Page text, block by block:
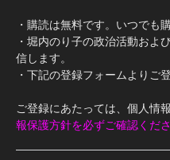
・購読は無料です。いつでも
・堀内のり子の政治活動およ
信します。
・下記の登録フォームよりご
ご登録にあたっては、個人情
報保護方針を必ずご確認くだ